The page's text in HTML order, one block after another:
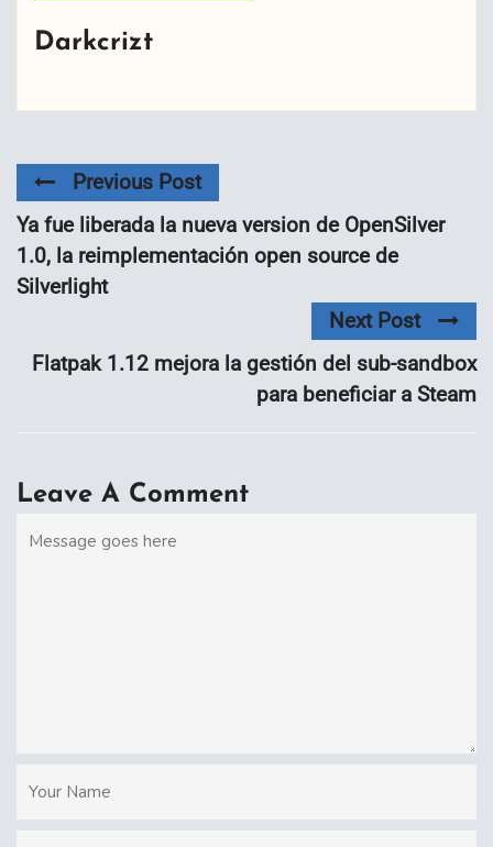
Darkcrizt
Previous Post
Ya fue liberada la nueva version de OpenSilver
1.0, la reimplementación open source de
Silverlight
Next Post
Flatpak 1.12 mejora la gestión del sub-sandbox
para beneficiar a Steam
Leave A Comment